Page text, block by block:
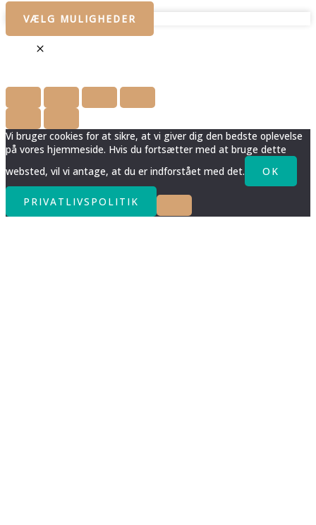
VÆLG MULIGHEDER
Vi bruger cookies for at sikre, at vi giver dig den bedste oplevelse
på vores hjemmeside. Hvis du fortsætter med at bruge dette
websted, vil vi antage, at du er indforstået med det.
OK
PRIVATLIVSPOLITIK